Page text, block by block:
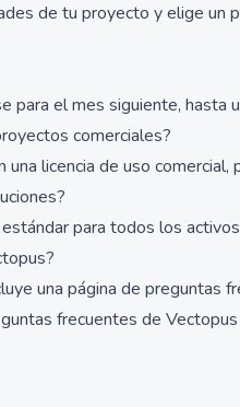
de tu proyecto y elige
para el mes siguiente,
comerciales?
licencia de uso
para todos los
una página de preguntas
frecuentes de